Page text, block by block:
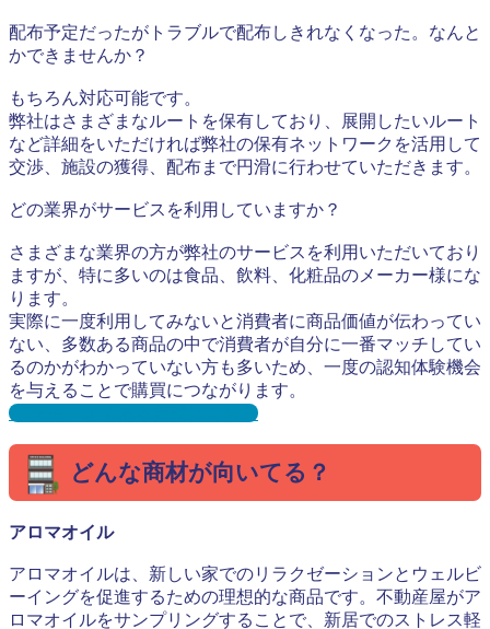
配布予定だったがトラブルで配布しきれなくなった。なんと
かできませんか？
もちろん対応可能です。
弊社はさまざまなルートを保有しており、展開したいルート
など詳細をいただければ弊社の保有ネットワークを活用して
交渉、施設の獲得、配布まで円滑に行わせていただきます。
どの業界がサービスを利用していますか？
さまざまな業界の方が弊社のサービスを利用いただいており
ますが、特に多いのは食品、飲料、化粧品のメーカー様にな
ります。
実際に一度利用してみないと消費者に商品価値が伝わってい
ない、多数ある商品の中で消費者が自分に一番マッチしてい
るのかがわかっていない方も多いため、一度の認知体験機会
を与えることで購買につながります。
【Q&A】よくある質問はこちら
どんな商材が向いてる？
アロマオイル
アロマオイルは、新しい家でのリラクゼーションとウェルビ
ーイングを促進するための理想的な商品です。不動産屋がア
ロマオイルをサンプリングすることで、新居でのストレス軽